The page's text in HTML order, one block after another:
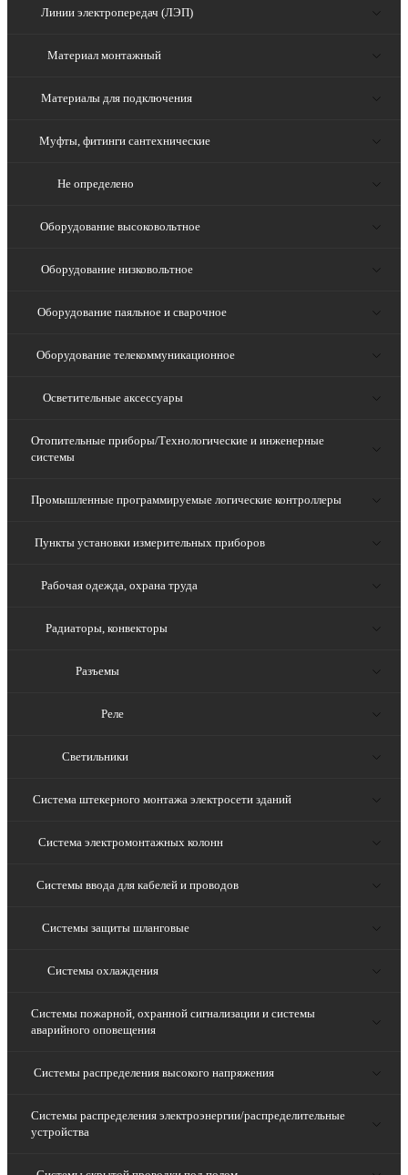
Линии электропередач (ЛЭП)
Материал монтажный
Материалы для подключения
Муфты, фитинги сантехнические
Не определено
Оборудование высоковольтное
Оборудование низковольтное
Оборудование паяльное и сварочное
Оборудование телекоммуникационное
Осветительные аксессуары
Отопительные приборы/Технологические и инженерные
системы
Промышленные программируемые логические контроллеры
Пункты установки измерительных приборов
Рабочая одежда, охрана труда
Радиаторы, конвекторы
Разъемы
Реле
Светильники
Система штекерного монтажа электросети зданий
Система электромонтажных колонн
Системы ввода для кабелей и проводов
Системы защиты шланговые
Системы охлаждения
Системы пожарной, охранной сигнализации и системы
аварийного оповещения
Системы распределения высокого напряжения
Системы распределения электроэнергии/распределительные
устройства